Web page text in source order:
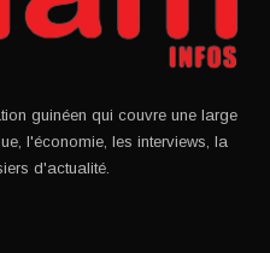
guinéen qui couvre une large
l'économie, les interviews, la
d'actualité.